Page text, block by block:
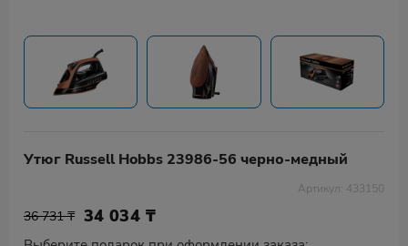
Утюг Russell Hobbs 23986-56 черно-медный
Артикул: 433150
36 731 ₸ 34 034 ₸